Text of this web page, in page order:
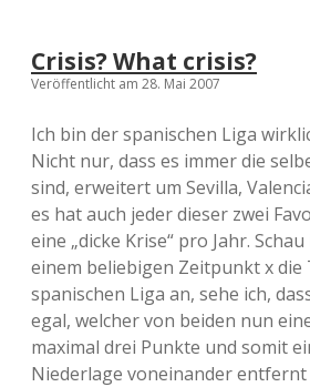
Crisis? What crisis?
Veröffentlicht am 28. Mai 2007
Ich bin der spanischen Liga
Nicht nur, dass es immer die
sind, erweitert um Sevilla,
es hat auch jeder dieser zwei
eine „dicke Krise“ pro Jahr.
einem beliebigen Zeitpunkt x die
spanischen Liga an, sehe ich,
egal, welcher von beiden nun
maximal drei Punkte und somit
Niederlage voneinander entfernt